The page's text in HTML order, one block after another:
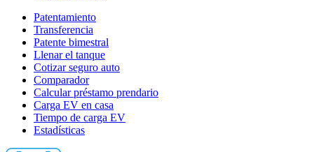
Patentamiento
Transferencia
Patente bimestral
Llenar el tanque
Cotizar seguro auto
Comparador
Calcular préstamo prendario
Carga EV en casa
Tiempo de carga EV
Estadísticas